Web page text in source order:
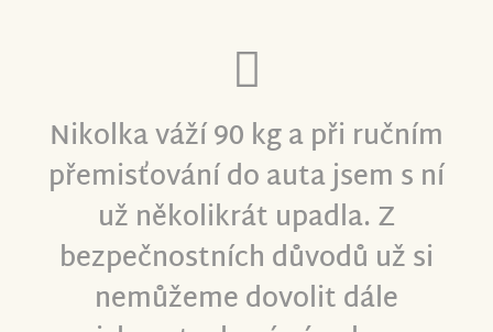
Nikolka váží 90 kg a při ručním
přemisťování do auta jsem s ní
už několikrát upadla. Z
bezpečnostních důvodů už si
nemůžeme dovolit dále